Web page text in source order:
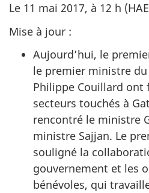
Le 11 mai 2017, à 12 h
Mise à jour :
Aujourd’hui, le
le premier ministre du
Philippe Couillard ont
secteurs touchés à
rencontré le ministre
ministre Sajjan. Le
souligné la
gouvernement et les
bénévoles, qui